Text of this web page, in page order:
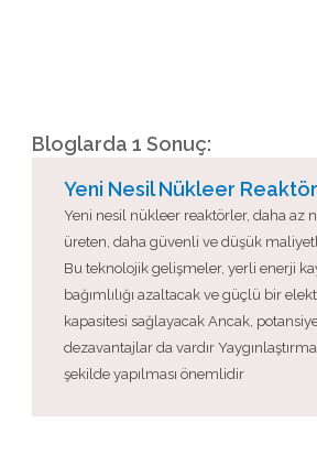
Bloglarda 1 Sonuç:
Yeni Nesil Nükleer
Yeni nesil nükleer reaktörler, daha az
üreten, daha güvenli ve düşük
Bu teknolojik gelişmeler, yerli enerji
bağımlılığı azaltacak ve güçlü bir
kapasitesi sağlayacak Ancak,
dezavantajlar da vardır
şekilde yapılması önemlidir